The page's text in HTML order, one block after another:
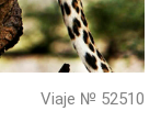
Viaje № 52510